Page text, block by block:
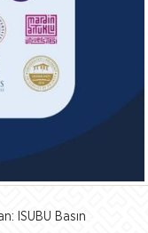
ISUBU Basın